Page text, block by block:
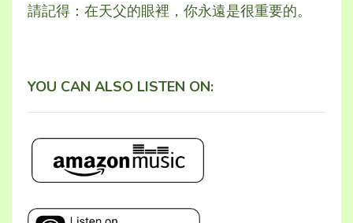
請記得：在天父的眼裡，你永遠是很重要的。
YOU CAN ALSO LISTEN ON: